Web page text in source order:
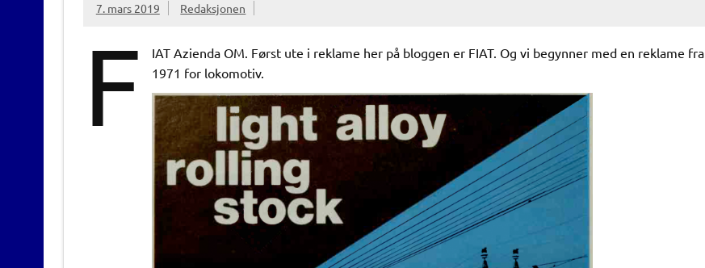
7. mars 2019 Redaksjonen
F
IAT Azienda OM. Først ute i reklame her på bloggen er FIAT. Og vi begynner med en reklame fra
1971 for lokomotiv.